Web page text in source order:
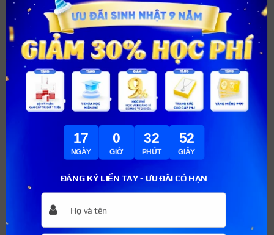
Cách thực hiện:
Rửa sạch óc và cho vào nước sôi đun trong vòng 20
phút. Sau đó, vớt ra cắt óc heo ra thành từng miếng
vừa ăn.
Cho dầu vào chảo và phi hành, ớt, tỏi vào cho thơm.
Đổ nước vào nồi và cho óc heo nấu khoảng 15 phút.
Sau đó, cho cà rốt, khoai tây, gia vị vào cho đến khi
dẫn.
ĐĂNG KÝ LIỀN TAY - ƯU ĐÃI CÓ HẠN
17
NGÀY
0
GIỜ
32
PHÚT
51
GIÂY